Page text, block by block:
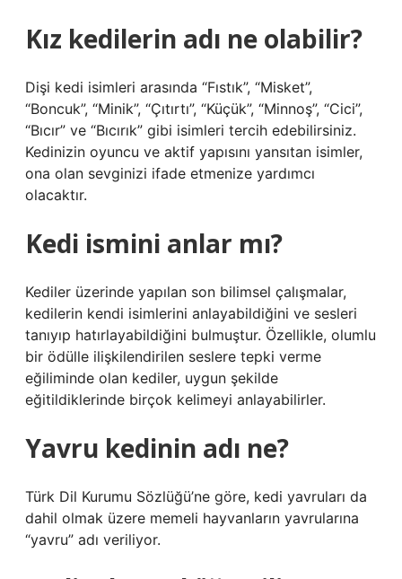
Kız kedilerin adı ne olabilir?
Dişi kedi isimleri arasında “Fıstık”, “Misket”,
“Boncuk”, “Minik”, “Çıtırtı”, “Küçük”, “Minnoş”, “Cici”,
“Bıcır” ve “Bıcırık” gibi isimleri tercih edebilirsiniz.
Kedinizin oyuncu ve aktif yapısını yansıtan isimler,
ona olan sevginizi ifade etmenize yardımcı
olacaktır.
Kedi ismini anlar mı?
Kediler üzerinde yapılan son bilimsel çalışmalar,
kedilerin kendi isimlerini anlayabildiğini ve sesleri
tanıyıp hatırlayabildiğini bulmuştur. Özellikle, olumlu
bir ödülle ilişkilendirilen seslere tepki verme
eğiliminde olan kediler, uygun şekilde
eğitildiklerinde birçok kelimeyi anlayabilirler.
Yavru kedinin adı ne?
Türk Dil Kurumu Sözlüğü’ne göre, kedi yavruları da
dahil olmak üzere memeli hayvanların yavrularına
“yavru” adı veriliyor.